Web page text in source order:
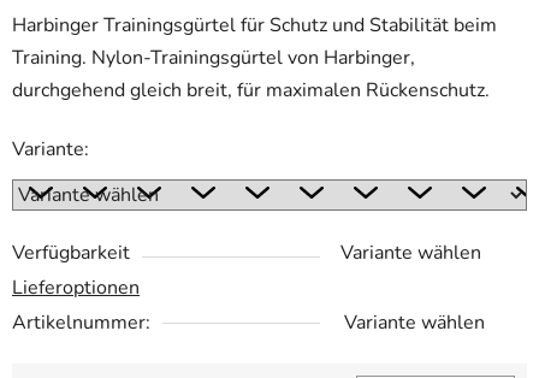
Harbinger Trainingsgürtel für Schutz und Stabilität beim
Training. Nylon-Trainingsgürtel von Harbinger,
durchgehend gleich breit, für maximalen Rückenschutz.
Variante:
Verfügbarkeit
Variante wählen
Lieferoptionen
Artikelnummer:
Variante wählen